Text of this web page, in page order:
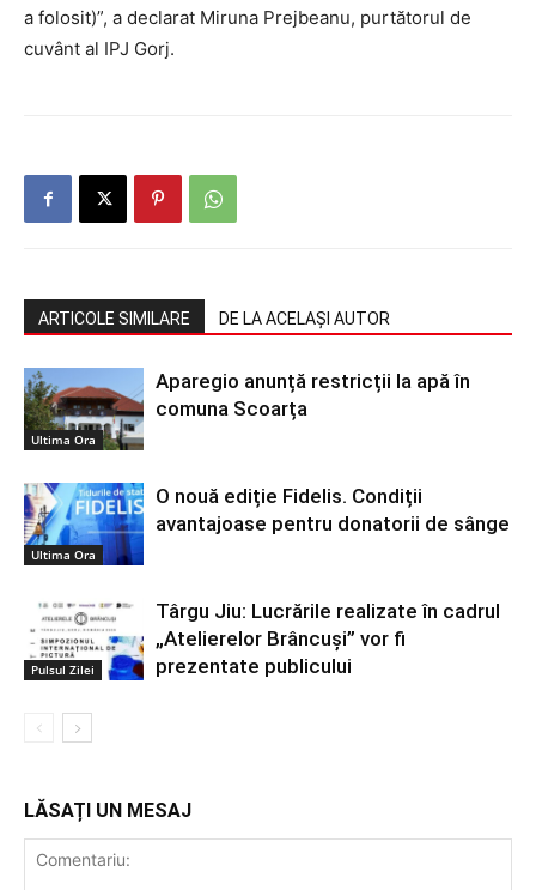
a folosit)”, a declarat Miruna Prejbeanu, purtătorul de
cuvânt al IPJ Gorj.
ARTICOLE SIMILARE DE LA ACELAȘI AUTOR
Ultima Ora
Aparegio anunță restricții la apă în
comuna Scoarța
Ultima Ora
O nouă ediție Fidelis. Condiții
avantajoase pentru donatorii de sânge
Pulsul Zilei
Târgu Jiu: Lucrările realizate în cadrul
„Atelierelor Brâncuși” vor fi
prezentate publicului
LĂSAȚI UN MESAJ